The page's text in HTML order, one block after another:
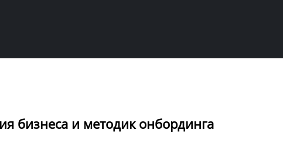
бизнеса и методик онбординга